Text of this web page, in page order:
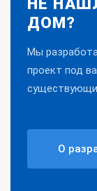
ДОМ?
Мы
проект под
О